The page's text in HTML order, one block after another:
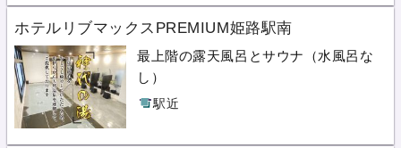
ホテルリブマックスPREMIUM姫路駅南
最上階の露天風呂とサウナ（水風呂な
し）
駅近